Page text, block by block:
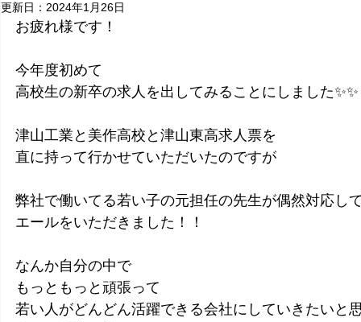
更新日： 2024年1月26日
お疲れ様です！
今年度初めて
高校生の新卒の求人を出してみることにしました✨✨
津山工業と美作高校と津山東高求人票を
直に持って行かせていただいたのですが
弊社で働いてる若い子の元担任の先生が偶然対応し
エールをいただきました！！
なんか自分の中で
もっともっと頑張って
若い人がどんどん活躍できる会社にしていきたいと